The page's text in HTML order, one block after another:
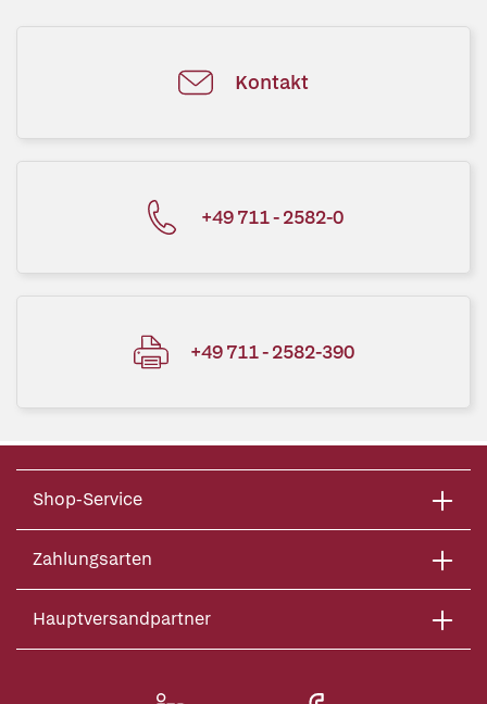
Kontakt
+49 711 - 2582-0
+49 711 - 2582-390
Shop-Service
Zahlungsarten
Hauptversandpartner